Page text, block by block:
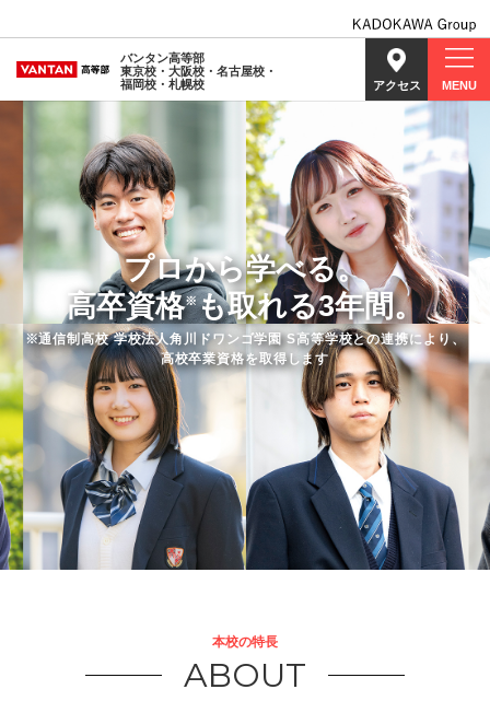
バンタン高等部
東京校・大阪校・名古屋校・
福岡校・札幌校
MENU
アクセス
プロから学べる。
高卒資格※も取れる3年間。
※通信制高校 学校法人角川ドワンゴ学園 S高等学校との連携により、
高校卒業資格を取得します
本校の特長
ABOUT